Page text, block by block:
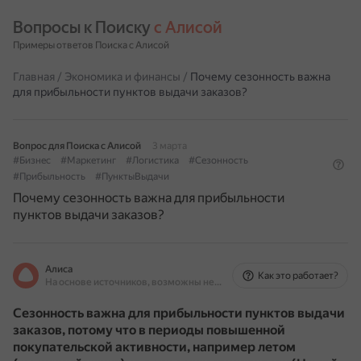
Вопросы к Поиску с Алисой
Примеры ответов Поиска с Алисой
Главная / Экономика и финансы / Почему сезонность важна
для прибыльности пунктов выдачи заказов?
Вопрос для Поиска с Алисой
3 марта
#Бизнес
#Маркетинг #Логистика
#Сезонность
#Прибыльность
#ПунктыВыдачи
Почему сезонность важна для прибыльности
пунктов выдачи заказов?
Алиса
На основе источников, возможны неточности
Как это работает?
Сезонность важна для прибыльности пунктов выдачи
заказов, потому что в периоды повышенной
покупательской активности, например летом